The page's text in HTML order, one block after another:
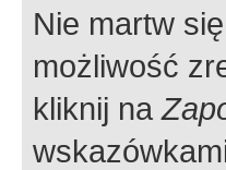
Nie martw
możliwość
kliknij na